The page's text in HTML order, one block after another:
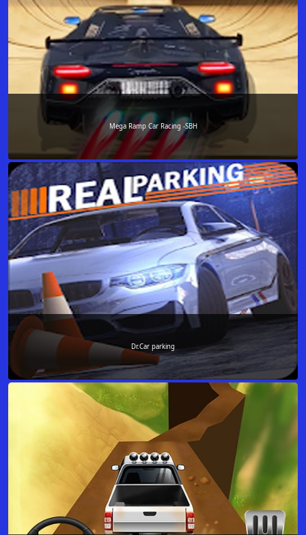
Mega Ramp Car Racing -SBH
Dr.Car parking